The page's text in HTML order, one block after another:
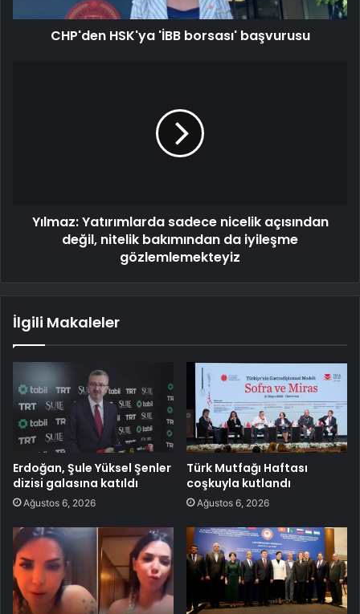
CHP'den HSK'ya 'İBB borsası' başvurusu
Yılmaz: Yatırımlarda sadece nicelik açısından
değil, nitelik bakımından da iyileşme
gözlemlemekteyiz
İlgili Makaleler
Erdoğan, Şule Yüksel Şenler
dizisi galasına katıldı
Ağustos 6, 2026
Türk Mutfağı Haftası
coşkuyla kutlandı
Ağustos 6, 2026